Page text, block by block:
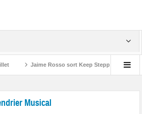
Jaime Rosso sort Keep Stepping, son
Musical